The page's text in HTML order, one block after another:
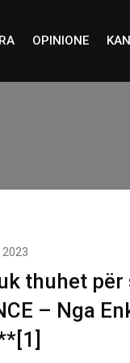
OPINIONE
thuhet
– Nga